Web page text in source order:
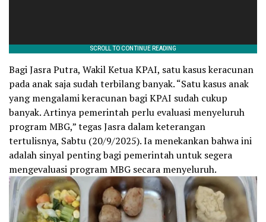
Bagi Jasra Putra, Wakil Ketua KPAI, satu kasus keracunan
pada anak saja sudah terbilang banyak. “Satu kasus anak
yang mengalami keracunan bagi KPAI sudah cukup
banyak. Artinya pemerintah perlu evaluasi menyeluruh
program MBG,” tegas Jasra dalam keterangan
tertulisnya, Sabtu (20/9/2025). Ia menekankan bahwa ini
adalah sinyal penting bagi pemerintah untuk segera
mengevaluasi program MBG secara menyeluruh.